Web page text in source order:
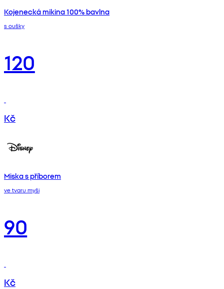
Kojenecká mikina 100% bavlna
s oušky
120
Kč
Miska s příborem
ve tvaru myši
90
Kč